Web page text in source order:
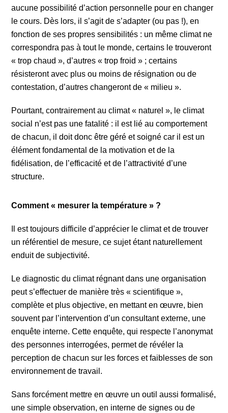
aucune possibilité d’action personnelle pour en changer
le cours. Dès lors, il s’agit de s’adapter (ou pas !), en
fonction de ses propres sensibilités : un même climat ne
correspondra pas à tout le monde, certains le trouveront
« trop chaud », d’autres « trop froid » ; certains
résisteront avec plus ou moins de résignation ou de
contestation, d’autres changeront de « milieu ».
Pourtant, contrairement au climat « naturel », le climat
social n’est pas une fatalité : il est lié au comportement
de chacun, il doit donc être géré et soigné car il est un
élément fondamental de la motivation et de la
fidélisation, de l’efficacité et de l’attractivité d’une
structure.
Comment « mesurer la température » ?
Il est toujours difficile d’apprécier le climat et de trouver
un référentiel de mesure, ce sujet étant naturellement
enduit de subjectivité.
Le diagnostic du climat régnant dans une organisation
peut s’effectuer de manière très « scientifique »,
complète et plus objective, en mettant en œuvre, bien
souvent par l’intervention d’un consultant externe, une
enquête interne. Cette enquête, qui respecte l’anonymat
des personnes interrogées, permet de révéler la
perception de chacun sur les forces et faiblesses de son
environnement de travail.
Sans forcément mettre en œuvre un outil aussi formalisé,
une simple observation, en interne de signes ou de